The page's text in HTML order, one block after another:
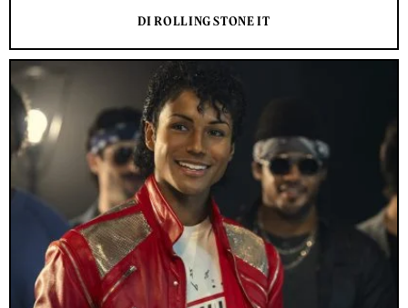
DI ROLLING STONE IT